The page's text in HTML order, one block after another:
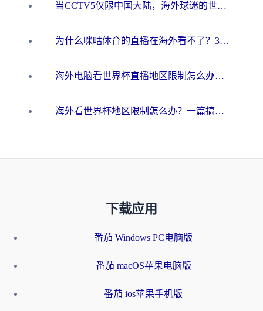
当CCTV5仅限中国大陆，海外球迷的世界杯狂欢如何继续？
为什么咪咕体育的直播在海外看不了？3步解决海外看世界杯+抖音地区限制难题
海外电脑看世界杯直播地区限制怎么办？你需要一个聪明的加速器
海外看世界杯地区限制怎么办？一篇搞定咪咕视频播放+国内资源无缝访问指南
下载应用
番茄 Windows PC电脑版
番茄 macOS苹果电脑版
番茄 ios苹果手机版